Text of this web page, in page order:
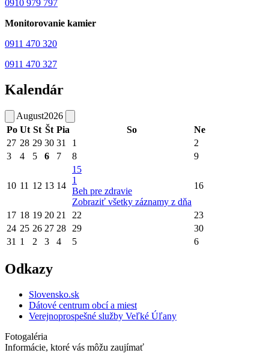
0910 979 797
Monitorovanie kamier
0911 470 320
0911 470 327
Kalendár
August2026
Po Ut St Št Pia So
Ne
27 28 29 30 31 1
2
3
4 5 6 7 8 9
10 11 12 13 14
15
1
Beh pre zdravie
Zobraziť všetky záznamy z dňa
16
17 18 19 20 21 22
23
24 25 26 27 28 29
30
31 1 2 3 4 5 6
Odkazy
Slovensko.sk
Dátové centrum obcí a miest
Verejnoprospešné služby Veľké Úľany
Fotogaléria
Informácie, ktoré vás môžu zaujímať